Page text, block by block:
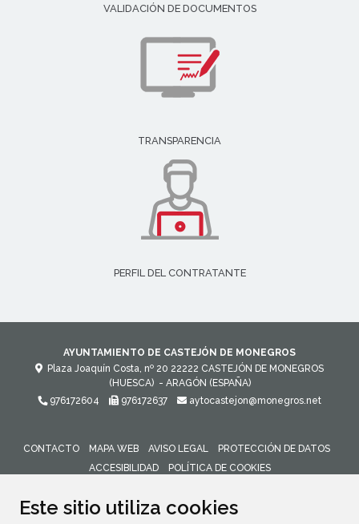
Este sitio utiliza cookies
VALIDACIÓN DE DOCUMENTOS
TRANSPARENCIA
PERFIL DEL CONTRATANTE
AYUNTAMIENTO DE CASTEJÓN DE MONEGROS
Plaza Joaquín Costa, nº 20 22222 CASTEJÓN DE MONEGROS
(HUESCA) - ARAGÓN (ESPAÑA)
976172604
976172637 aytocastejon@monegros.net
CONTACTO MAPA WEB AVISO LEGAL
PROTECCIÓN DE DATOS
ACCESIBILIDAD
POLÍTICA DE COOKIES